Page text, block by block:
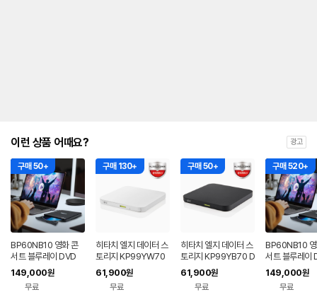
이런 상품 어때요? 광고
구매 50+
BP60NB10 영화 콘
서트 블루레이 DVD
플레이어 노트북 외장
ODD 맥 호환
149,000원
무료
구매 130+
히타치 엘지 데이터 스
토리지 KP99YW70
DVD 화이트 외장OD
D CD DVD 리핑 안드
로이드
61,900원
무료
구매 50+
히타치 엘지 데이터 스
토리지 KP99YB70 D
VD 블랙 외장ODD C
D DVD 리핑 안드로이
61,900원
무료
구매 520+
BP60NB10 영
서트 블루레이
D 재생 리핑 노
장 ODD
149,000원
무료